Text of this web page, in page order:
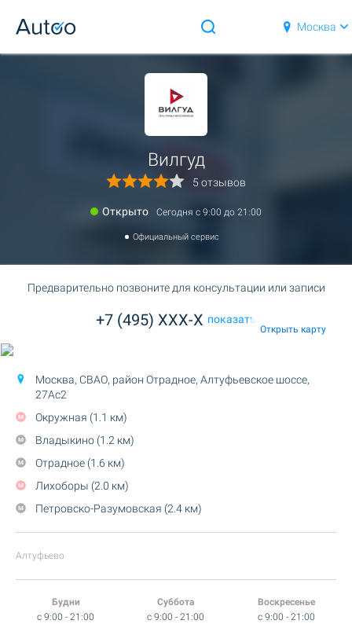
Москва
Вилгуд
5 отзывов
Открыто Сегодня c 9:00 до 21:00
Официальный сервис
Предварительно позвоните для консультации или записи
+7 (495) XXX-X показать
Открыть карту
Москва, СВАО, район Отрадное, Алтуфьевское шоссе,
27Ас2
Окружная (1.1 км)
Владыкино (1.2 км)
Отрадное (1.6 км)
Лихоборы (2.0 км)
Петровско-Разумовская (2.4 км)
Алтуфьево
Будни
c 9:00 - 21:00
Суббота
c 9:00 - 21:00
Воскресенье
c 9:00 - 21:00